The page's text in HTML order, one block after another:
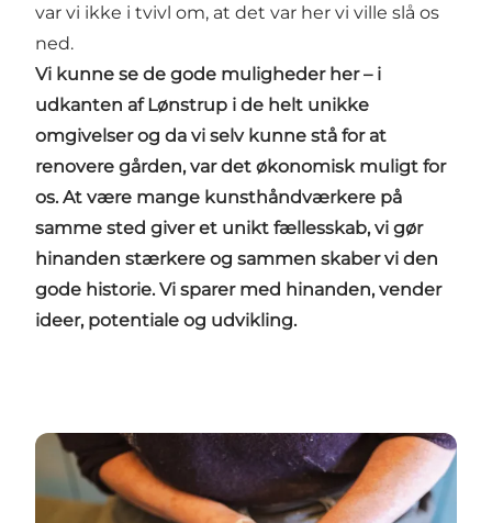
var vi ikke i tvivl om, at det var her vi ville slå os
ned.
Vi kunne se de gode muligheder her – i
udkanten af Lønstrup i de helt unikke
omgivelser og da vi selv kunne stå for at
renovere gården, var det økonomisk muligt for
os. At være mange kunsthåndværkere på
samme sted giver et unikt fællesskab, vi gør
hinanden stærkere og sammen skaber vi den
gode historie. Vi sparer med hinanden, vender
ideer, potentiale og udvikling.